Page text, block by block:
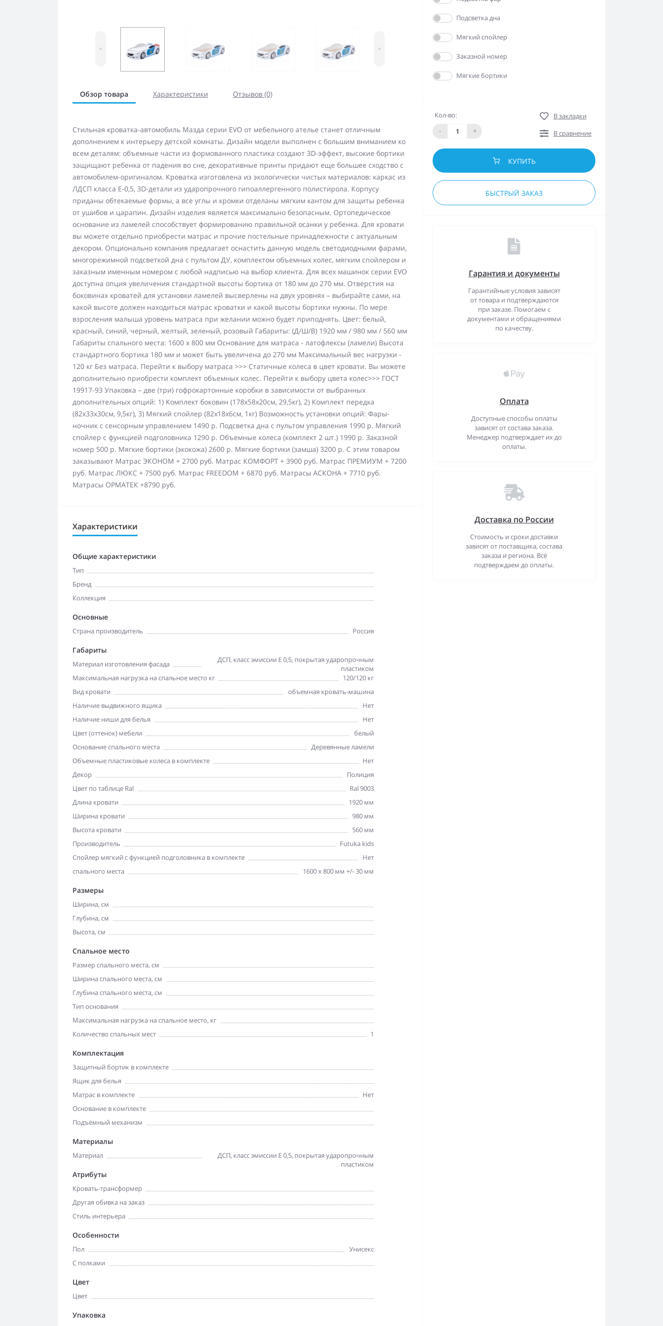
< >
Обзор товара Характеристики Отзывов (0)
Стильная кроватка-автомобиль Мазда серии EVO от мебельного ателье станет отличным
дополнением к интерьеру детской комнаты. Дизайн модели выполнен с большим вниманием ко
всем деталям: объемные части из формованного пластика создают 3D-эффект, высокие бортики
защищают ребенка от падения во сне, декоративные принты придают еще большее сходство с
автомобилем-оригиналом. Кроватка изготовлена из экологически чистых материалов: каркас из
ЛДСП класса Е-0,5, 3D-детали из ударопрочного гипоаллергенного полистирола. Корпусу
приданы обтекаемые формы, а все углы и кромки отделаны мягким кантом для защиты ребенка
от ушибов и царапин. Дизайн изделия является максимально безопасным. Ортопедическое
основание из ламелей способствует формированию правильной осанки у ребенка. Для кровати
вы можете отдельно приобрести матрас и прочие постельные принадлежности с актуальным
декором. Опционально компания предлагает оснастить данную модель светодиодными фарами,
многорежимной подсветкой дна с пультом ДУ, комплектом объемных колес, мягким спойлером и
заказным именным номером с любой надписью на выбор клиента. Для всех машинок серии EVO
доступна опция увеличения стандартной высоты бортика от 180 мм до 270 мм. Отверстия на
боковинах кроватей для установки ламелей высверлены на двух уровнях – выбирайте сами, на
какой высоте должен находиться матрас кроватки и какой высоты бортики нужны. По мере
взросления малыша уровень матраса при желании можно будет приподнять. Цвет: белый,
красный, синий, черный, желтый, зеленый, розовый Габариты: (Д/Ш/В) 1920 мм / 980 мм / 560 мм
Габариты спального места: 1600 х 800 мм Основание для матраса - латофлексы (ламели) Высота
стандартного бортика 180 мм и может быть увеличена до 270 мм Максимальный вес нагрузки -
120 кг Без матраса. Перейти к выбору матраса >>> Статичные колеса в цвет кровати. Вы можете
дополнительно приобрести комплект объемных колес. Перейти к выбору цвета колес>>> ГОСТ
19917-93 Упаковка – две (три) гофрокартонные коробки в зависимости от выбранных
дополнительных опций: 1) Комплект боковин (178х58х20см, 29,5кг), 2) Комплект передка
(82х33х30см, 9,5кг), 3) Мягкий спойлер (82х18х6см, 1кг) Возможность установки опций: Фары-
ночник с сенсорным управлением 1490 р. Подсветка дна с пультом управления 1990 р. Мягкий
спойлер с функцией подголовника 1290 р. Объемные колеса (комплект 2 шт.) 1990 р. Заказной
номер 500 р. Мягкие бортики (экокожа) 2600 р. Мягкие бортики (замша) 3200 р. С этим товаром
заказывают Матрас ЭКОНОМ + 2700 руб. Матрас КОМФОРТ + 3900 руб. Матрас ПРЕМИУМ + 7200
руб. Матрас ЛЮКС + 7500 руб. Матрас FREEDOM + 6870 руб. Матрасы АСКОНА + 7710 руб.
Матрасы ОРМАТЕК +8790 руб.
Характеристики
Общие характеристики
Тип
Бренд
Коллекция
Основные
Страна производитель Россия
Габариты
Материал изготовления фасада
ДСП, класс эмиссии Е 0,5, покрытая ударопрочным
пластиком
Максимальная нагрузка на спальное место кг
120/120 кг
Вид кровати
объемная кровать-машина
Наличие выдвижного ящика
Нет
Наличие ниши для белья
Нет
Цвет (оттенок) мебели
белый
Основание спального места
Деревянные ламели
Объемные пластиковые колеса в комплекте
Нет
Декор
Полиция
Цвет по таблице Ral
Ral 9003
Длина кровати
1920 мм
Ширина кровати
980 мм
Высота кровати
560 мм
Производитель
Futuka kids
Спойлер мягкий с функцией подголовника в комплекте
Нет
спального места
1600 х 800 мм +/- 30 мм
Размеры
Ширина, см
Глубина, см
Высота, см
Спальное место
Размер спального места, см
Ширина спального места, см
Глубина спального места, см
Тип основания
Максимальная нагрузка на спальное место, кг
Количество спальных мест
1
Комплектация
Защитный бортик в комплекте
Ящик для белья
Матрас в комплекте
Нет
Основание в комплекте
Подъёмный механизм
Материалы
Материал
ДСП, класс эмиссии Е 0,5, покрытая ударопрочным
пластиком
Атрибуты
Кровать-трансформер
Другая обивка на заказ
Стиль интерьера
Особенности
Пол
Унисекс
С полками
Цвет
Цвет
Упаковка
Подсветка дна
Да
Мягкий спойлер
Да
Заказной номер
Да
Мягкие бортики
Да
Кол-во:
-
+
В закладки
В сравнение
КУПИТЬ
БЫСТРЫЙ ЗАКАЗ
Гарантия и документы
Гарантийные условия зависят
от товара и подтверждаются
при заказе. Помогаем с
документами и обращениями
по качеству.
Оплата
Доступные способы оплаты
зависят от состава заказа.
Менеджер подтверждает их до
оплаты.
Доставка по России
Стоимость и сроки доставки
зависят от поставщика, состава
заказа и региона. Всё
подтверждаем до оплаты.